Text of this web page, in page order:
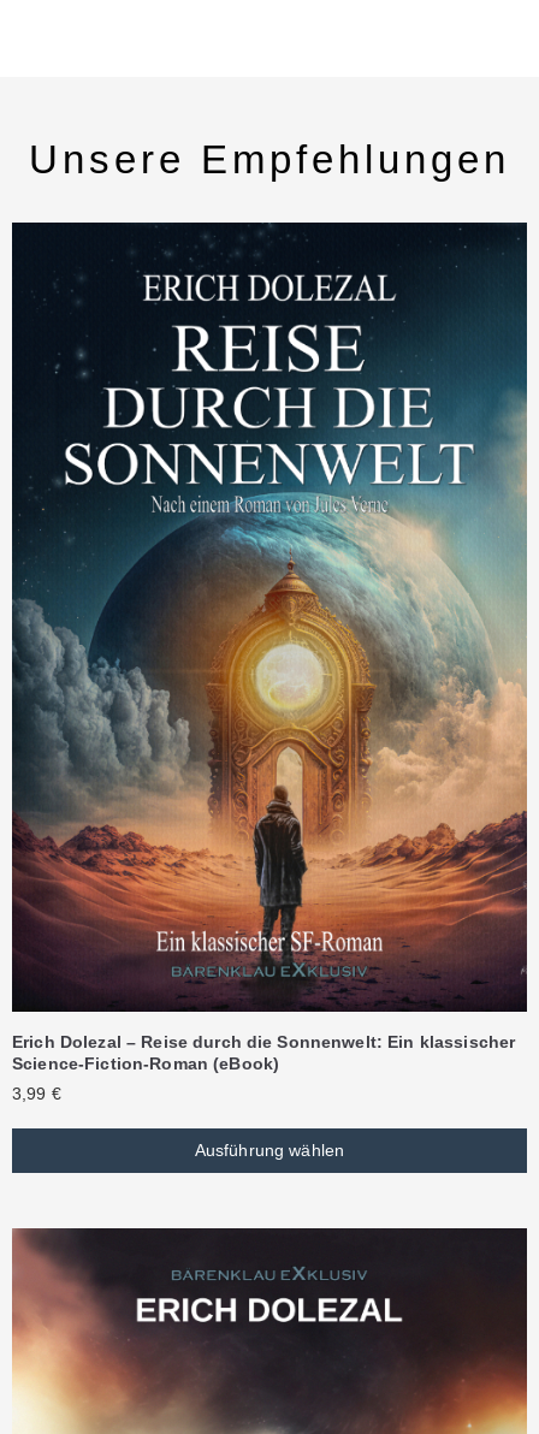
Unsere Empfehlungen
Erich Dolezal – Reise durch die Sonnenwelt: Ein klassischer
Science-Fiction-Roman (eBook)
3,99 €
Ausführung wählen